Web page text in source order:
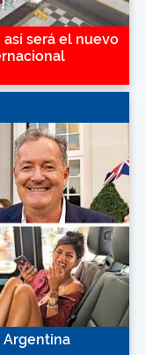
será el nuevo
Argentina